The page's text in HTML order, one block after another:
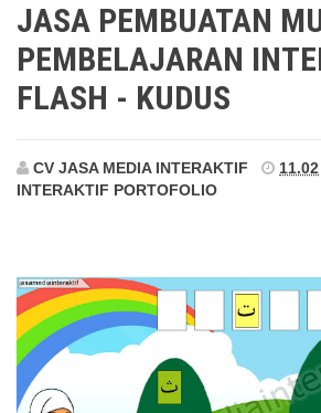
JASA PEMBUATAN
PEMBELAJARAN
FLASH - KUDUS
CV JASA MEDIA INTERAKTIF 11.02
INTERAKTIF PORTOFOLIO